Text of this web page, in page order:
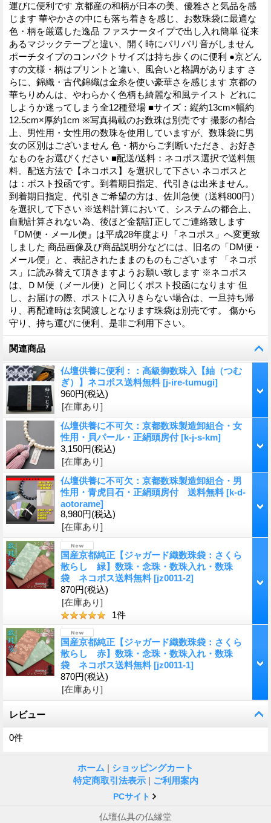
運びに便利です 京都産の和柄が日本の美、優雅さと気品を感
じます 華やかさの中にも落ち着きを感じ、お数珠袋に最適な
色・柄を厳選した逸品 ファスナータイプで出し入れ簡単 従来
あるマジックテープと違い、開く時にバリバリ音がしません
ポーチタイプのコンパクトサイズは持ち歩くのに便利 ●京どん
すの文様・柄はプリントと違い、風合いと格調があります さ
らに、錦織・古代錦織は金糸を使い豪華さを感じます 京都の
華ちりめんは、やわらかく色柄も綺麗な和風テイスト どれに
しようか迷ってしまう全12種登場 ■サイズ：縦約13cm×幅約
12.5cm×厚約1cm ※写真掲載のお数珠は別売です 撮影の都合
上、男性用・女性用の数珠を使用していますが、数珠袋に男
女の区別はございません 色・柄からご判断いただき、お好き
なものをお選びください ■配送/送料：ネコポス選択で送料無
料。配送方法で【ネコポス】を選択して下さい ネコポスと
は：ポスト投函です。到着期日指定、代引きは出来ません。
到着期日指定、代引きご希望の方は、佐川急便（送料800円）
を選択して下さい ※送料計算において、システムの都合上、
自動計算されない為、後ほど金額訂正してご連絡致します
『DM便・メール便』は平成28年度より「ネコポス」へ変更致
しました 商品画像及び商品説明分などには、旧名の「DM便・
メール便」と、表記されたままのものもございます 「ネコポ
ス」に読み替えて頂きますようお願い致します ※ネコポス
は、ＤＭ便（メール便）と同じくポスト投函になります 但
し、お届けの際、ポストに入りきらない場合は、一旦持ち帰
り、再配達時は玄関渡しとなります珠袋は別売です。 傷から
守り、持ち運びに便利、是非ご利用下さい。
関連商品
仏壇供養に便利：：高級御数珠入【紬（つむ
ぎ）】ネコポス送料無料 [j-ire-tumugi]
960円(税込)
[在庫あり]
仏壇供養に不可欠：京都数珠製造卸組合・女
性用・貝パール・正絹頭房付[k-j-s-km]
3,150円(税込)
[在庫あり]
仏壇供養に不可欠：京都数珠製造卸組合・男
性用・青虎目石・正絹頭房付 送料無料 [k-d-
aotorame]
8,980円(税込)
[在庫あり]
国産京都純正【ジャガード織数珠袋：さくら
散らし 緑】数珠・念珠・数珠入れ・数珠
袋 ネコポス送料無料 [jz0011-2]
870円(税込)
[在庫あり]
1件
国産京都純正【ジャガード織数珠袋：さくら
散らし 赤】数珠・念珠・数珠入れ・数珠
袋 ネコポス送料無料 [jz0011-1]
870円(税込)
[在庫あり]
レビュー
0件
ホーム | ショッピングカート
特定商取引法表示 | ご利用案内
PCサイト
仏壇仏具の仏縁堂